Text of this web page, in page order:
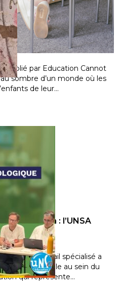
de la guerre, des
déplacements de
publié par Education Cannot
sombre d’un monde où les
de leur…
l’éducation : l’UNSA
lignes
de travail spécialisé a
de l’Ecole au sein du
qui représente…